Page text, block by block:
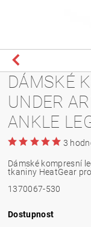
DÁMSKÉ
UNDER
ANKLE
3
Dámské kompresní
tkaniny HeatGear
1370067-530
Dostupnost